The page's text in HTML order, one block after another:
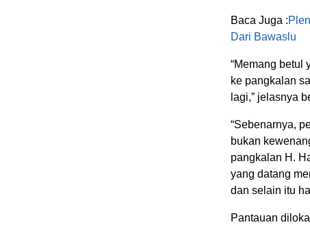
Baca Juga :
Dari Bawaslu
“Memang betul
ke pangkalan
lagi,” jelasnya
“Sebenarnya,
bukan
pangkalan H.
yang datang
dan selain itu
Pantauan